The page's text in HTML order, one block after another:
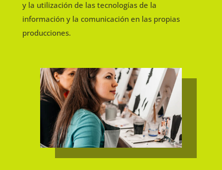
y la utilización de las tecnologías de la
información y la comunicación en las propias
producciones.